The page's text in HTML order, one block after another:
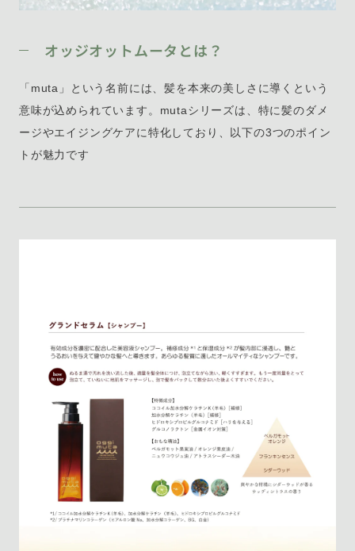
オッジオットムータとは？
「muta」という名前には、髪を本来の美しさに導くという
意味が込められています。mutaシリーズは、特に髪のダメ
ージやエイジングケアに特化しており、以下の3つのポイン
トが魅力です